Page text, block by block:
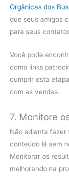
Orgânicas dos
que seus amigos
para seus
Você pode
como links
cumprir esta
com as vendas.
7. Monitore
Não adianta fazer
conteúdo lá sem
Monitorar os
melhorando na